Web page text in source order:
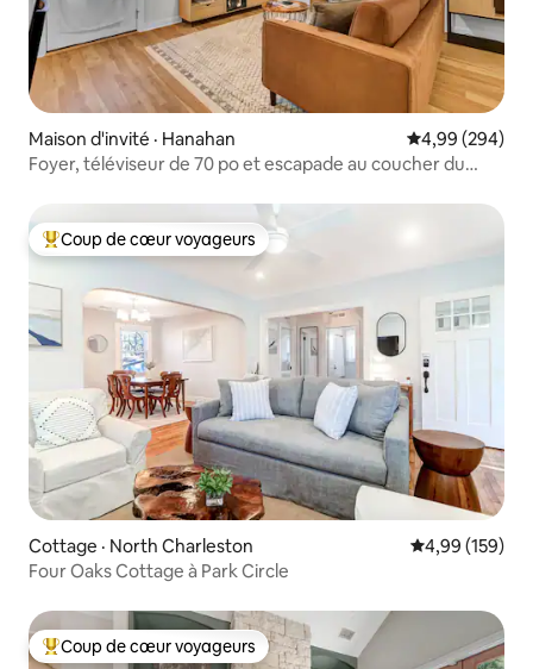
Maison d'invité · Hanahan Note
4,99 (294)
Foyer, téléviseur de 70 po et escapade au coucher du
Coup de cœur voyageurs parmi les plus aimés
Coup de cœur voyageurs
Cottage · North Charleston Note
4,99 (159)
Four Oaks Cottage à Park Circle
Coup de cœur voyageurs parmi les plus aimés
Coup de cœur voyageurs